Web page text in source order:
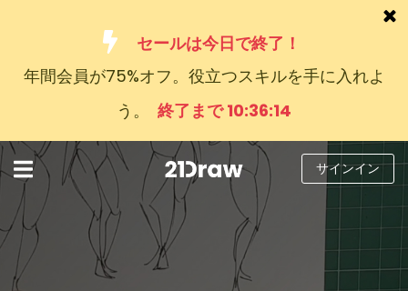
セールは今日で終了！
年間会員が75%オフ。役立つスキルを手に入れよ
う。
終了まで 10:36:13
コース
アーティストたち
ヘルプ
ブログ
私たちについて
サインイン